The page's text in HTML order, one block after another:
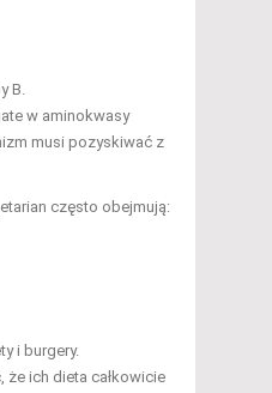
B.
w aminokwasy
musi pozyskiwać z
często obejmują:
i burgery.
że ich dieta całkowicie